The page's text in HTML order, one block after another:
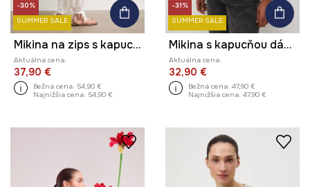
-30%
SUMMER SALE
Mikina na zips s kapucňou dámska s bavlnou
Aktuálna cena:
37,90 €
Bežná cena: 54,90 €
Najnižšia cena: 54,90 €
-31%
SUMMER SALE
Mikina s kapucňou dámska bavlnená s elastanom
Aktuálna cena:
32,90 €
Bežná cena: 47,90 €
Najnižšia cena: 47,90 €